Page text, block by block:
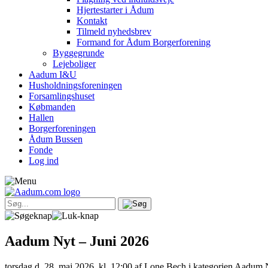
Hjertestarter i Ådum
Kontakt
Tilmeld nyhedsbrev
Formand for Ådum Borgerforening
Byggegrunde
Lejeboliger
Aadum I&U
Husholdningsforeningen
Forsamlingshuset
Købmanden
Hallen
Borgerforeningen
Ådum Bussen
Fonde
Log ind
Aadum Nyt – Juni 2026